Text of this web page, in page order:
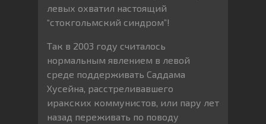
левых охватил настоящий
“стокгольмский синдром”!
Так в 2003 году считалось
нормальным явлением в левой
среде поддерживать Саддама
Хусейна, расстреливавшего
иракских коммунистов, или пару лет
назад переживать по поводу